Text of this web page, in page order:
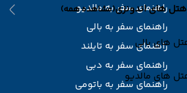
هتل های اندونزی(مشاهده همه)
های بالی
های مالدیو
راهنمای سفر به مالدیو
راهنمای سفر به بالی
راهنمای سفر به تایلند
راهنمای سفر به دبی
راهنمای سفر به باتومی